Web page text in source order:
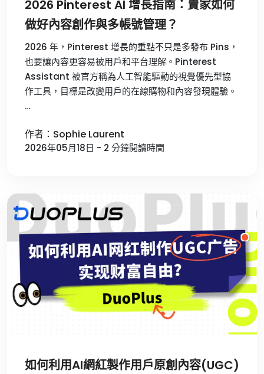
2026 Pinterest AI 增長指南：賣家如何
做好內容創作與多帳號管理？
2026 年，Pinterest 增長的重點不只是多發布 Pins，
也要讓內容更容易被用戶和平台理解。Pinterest
Assistant 被官方稱為人工智能驅動的視覺優先型協
作工具，目標是改變用戶的在線購物和內容發現體驗。
…
作者：Sophie Laurent
2026年05月18日 - 2 分鐘閱讀時間
如何利用AI網紅製作用戶原創內容(UGC)